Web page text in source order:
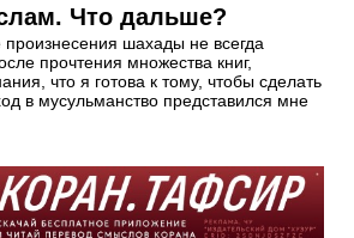
Что дальше?
шахады не всегда
прочтения множества книг,
что я готова к тому, чтобы сделать
в мусульманство представился мне